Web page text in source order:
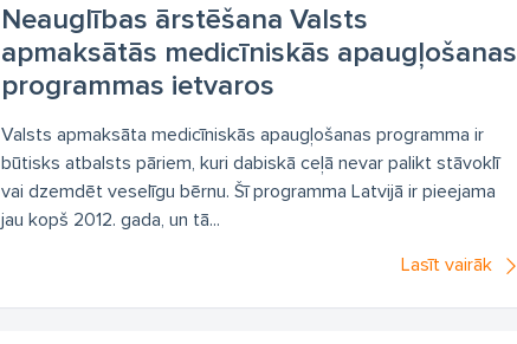
Neauglības ārstēšana Valsts
apmaksātās medicīniskās apaugļošanas
programmas ietvaros
Valsts apmaksāta medicīniskās apaugļošanas programma ir
būtisks atbalsts pāriem, kuri dabiskā ceļā nevar palikt stāvoklī
vai dzemdēt veselīgu bērnu. Šī programma Latvijā ir pieejama
jau kopš 2012. gada, un tā...
Lasīt vairāk